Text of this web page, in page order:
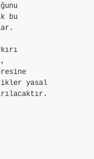
bu
yasal